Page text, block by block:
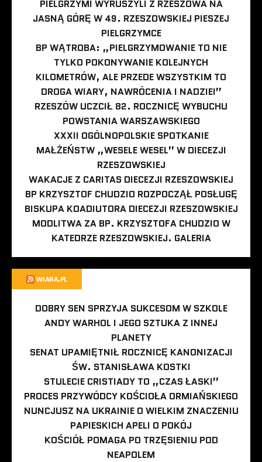
PIELGRZYMI WYRUSZYLI Z RZESZOWA NA
JASNĄ GÓRĘ W 49. RZESZOWSKIEJ PIESZEJ
PIELGRZYMCE
BP WĄTROBA: „PIELGRZYMOWANIE TO NIE
TYLKO POKONYWANIE KOLEJNYCH
KILOMETRÓW, ALE PRZEDE WSZYSTKIM TO
DROGA WIARY, NAWRÓCENIA I NADZIEI”
RZESZÓW UCZCIŁ 82. ROCZNICĘ WYBUCHU
POWSTANIA WARSZAWSKIEGO
XXXII OGÓLNOPOLSKIE SPOTKANIE
MAŁŻEŃSTW „WESELE WESEL” W DIECEZJI
RZESZOWSKIEJ
WAKACJE Z CARITAS DIECEZJI RZESZOWSKIEJ
BP KRZYSZTOF CHUDZIO ROZPOCZĄŁ POSŁUGĘ
BISKUPA KOADIUTORA DIECEZJI RZESZOWSKIEJ
MODLITWA ZA BP. KRZYSZTOFA CHUDZIO W
KATEDRZE RZESZOWSKIEJ. GALERIA
WIARA.PL
DOBRY SEN SPRZYJA SUKCESOM W SZKOLE
ANDY WARHOL I JEGO SZTUKA Z INNEJ
PLANETY
SENAT UPAMIĘTNIŁ ROCZNICĘ KANONIZACJI
ŚW. STANISŁAWA KOSTKI
STULECIE CRISTIADY TO „CZAS ŁASKI”
PROCES PRZYWÓDCY KOŚCIOŁA ORMIAŃSKIEGO
NUNCJUSZ NA UKRAINIE O WIELKIM ZNACZENIU
PAPIESKICH APELI O POKÓJ
KOŚCIÓŁ POMAGA PO TRZĘSIENIU POD
NEAPOLEM